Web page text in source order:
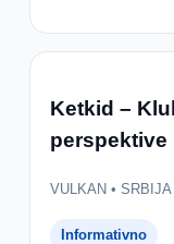
Ketkid –
perspektive
VULKAN • SRBIJA
Informativno